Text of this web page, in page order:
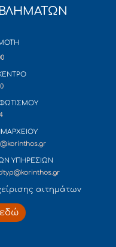
ΥΠΗΡΕΣΙΩΝ
αιτημάτων